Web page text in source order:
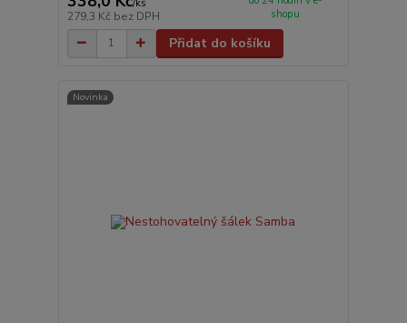
/ks
279,3 Kč bez DPH
shopu
Přidat do košíku
Novinka